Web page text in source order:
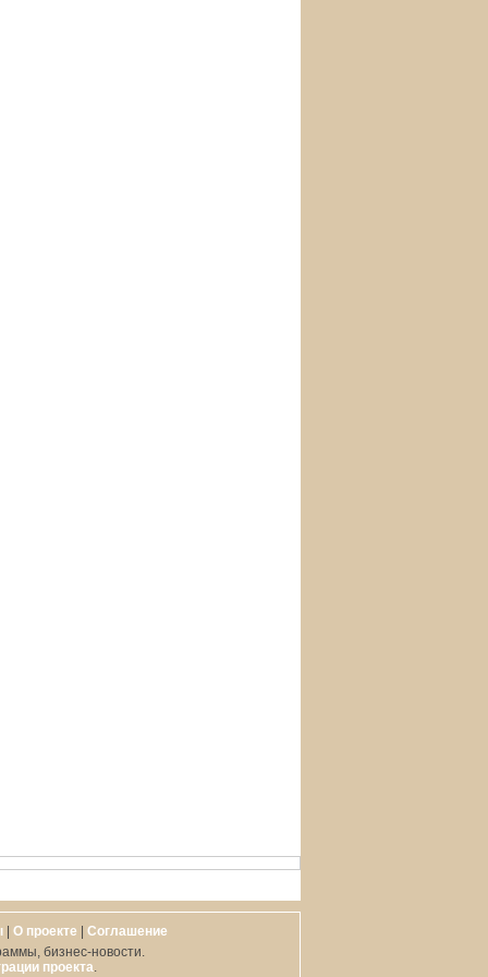
| О проекте | Cоглашение
бизнес-новости.
проекта